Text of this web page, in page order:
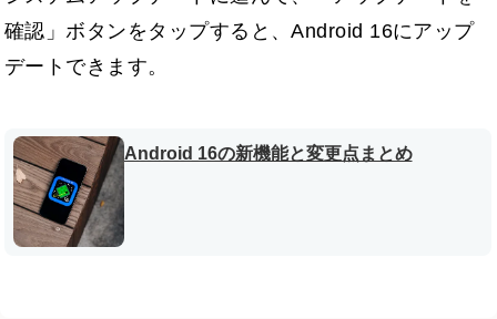
確認」ボタンをタップすると、Android 16にアップ
デートできます。
Android 16の新機能と変更点まとめ